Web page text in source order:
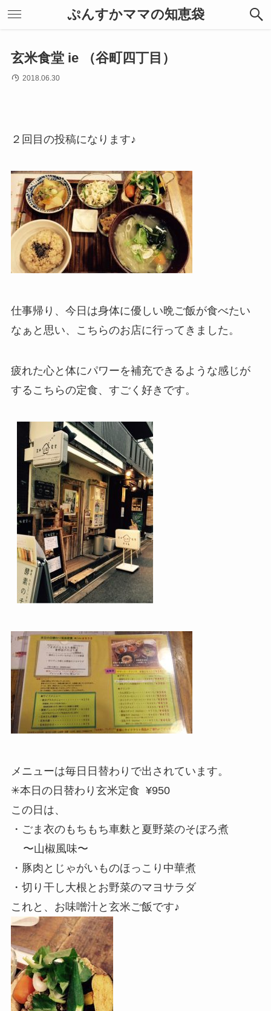
ぷんすかママの知恵袋
玄米食堂 ie （谷町四丁目）
2018.06.30
２回目の投稿になります♪
仕事帰り、今日は身体に優しい晩ご飯が食べたい
なぁと思い、こちらのお店に行ってきました。
疲れた心と体にパワーを補充できるような感じが
するこちらの定食、すごく好きです。
メニューは毎日日替わりで出されています。
✳︎本日の日替わり玄米定食 ¥950
この日は、
・ごま衣のもちもち車麩と夏野菜のそぼろ煮
〜山椒風味〜
・豚肉とじゃがいものほっこり中華煮
・切り干し大根とお野菜のマヨサラダ
これと、お味噌汁と玄米ご飯です♪